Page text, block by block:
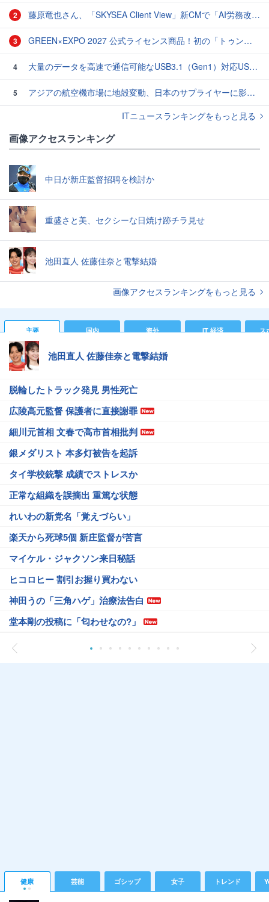
2 藤原竜也さん、「SKYSEA Client View」新CMで「AI労務改善」をアピール 働き方をAIが分析したら「すぐに休んで」と言われる？
3 GREEN×EXPO 2027 公式ライセンス商品！初の「トゥンクトゥンク」公式LINEスタンプ、販売開始
4 大量のデータを高速で通信可能なUSB3.1（Gen1）対応USB TypeC - USB TypeAケーブル
5
アジアの航空機市場に地殻変動、日本のサプライヤーに影響も
ITニュースランキングをもっと見る
画像アクセスランキング
中日が新庄監督招聘を検討か
重盛さと美、セクシーな日焼け跡チラ見せ
池田直人 佐藤佳奈と電撃結婚
画像アクセスランキングをもっと見る
主要 国内 海外 IT 経済 ス
池田直人 佐藤佳奈と電撃結婚
脱輪したトラック発見 男性死亡
広陵高元監督 保護者に直接謝罪
細川元首相 文春で高市首相批判
銀メダリスト 本多灯被告を起訴
タイ学校銃撃 成績でストレスか
正常な組織を誤摘出 重篤な状態
れいわの新党名「覚えづらい」
楽天から死球5個 新庄監督が苦言
マイケル・ジャクソン来日秘話
ヒコロヒー 割引お握り買わない
神田うの「三角ハゲ」治療法告白
堂本剛の投稿に「匂わせなの?」
健康 芸能 ゴシップ 女子 トレンド